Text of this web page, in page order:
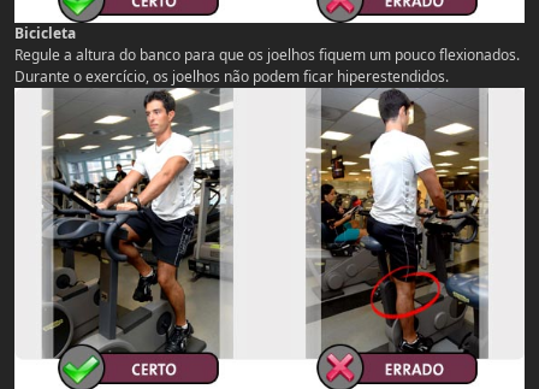
Bicicleta
Regule a altura do banco para que os joelhos fiquem um pouco flexionados.
Durante o exercício, os joelhos não podem ficar hiperestendidos.